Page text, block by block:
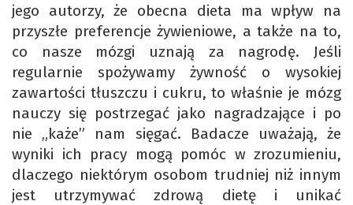
jego autorzy, że obecna dieta ma wpływ na
przyszłe preferencje żywieniowe, a także na to,
co nasze mózgi uznają za nagrodę. Jeśli
regularnie spożywamy żywność o wysokiej
zawartości tłuszczu i cukru, to właśnie je mózg
nauczy się postrzegać jako nagradzające i po
nie „każe” nam sięgać. Badacze uważają, że
wyniki ich pracy mogą pomóc w zrozumieniu,
dlaczego niektórym osobom trudniej niż innym
jest utrzymywać zdrową dietę i unikać